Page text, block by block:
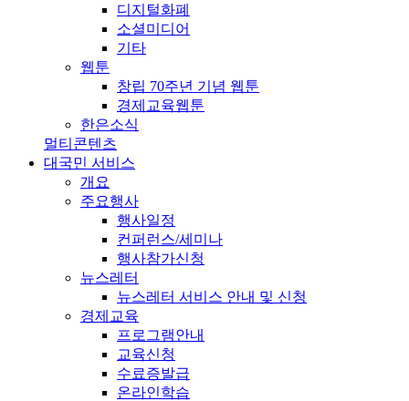
디지털화폐
소셜미디어
기타
웹툰
창립 70주년 기념 웹툰
경제교육웹툰
한은소식
멀티콘텐츠
대국민 서비스
개요
주요행사
행사일정
컨퍼런스/세미나
행사참가신청
뉴스레터
뉴스레터 서비스 안내 및 신청
경제교육
프로그램안내
교육신청
수료증발급
온라인학습